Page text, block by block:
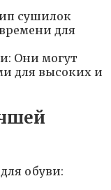
сушилок
для
Они могут
для высоких и